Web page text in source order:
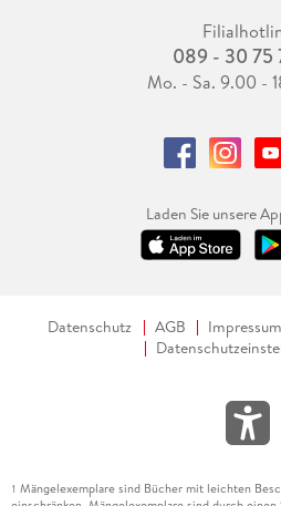
089 - 30 75
Mo. - Sa. 9.00 -
Laden Sie unsere
Datenschutz AGB Impressum
1 Mängelexemplare sind Bücher mit leichten